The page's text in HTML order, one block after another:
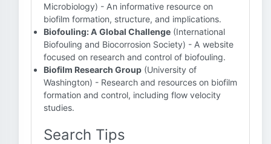
Microbiology) - An informative resource on
biofilm formation, structure, and implications.
Biofouling: A Global Challenge (International
Biofouling and Biocorrosion Society) - A website
focused on research and control of biofouling.
Biofilm Research Group (University of
Washington) - Research and resources on biofilm
formation and control, including flow velocity
studies.
Search Tips